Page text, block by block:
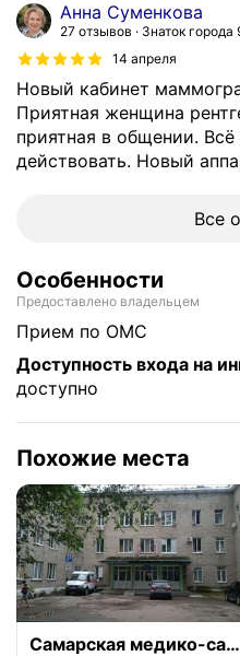
Анна Суменкова
27 отзывов
Знаток города
14 апреля
Новый кабинет
Приятная женщина
приятная в общении. Всё
действовать. Новый
Все
Особенности
Предоставлено владельцем
прием по ОМС
Доступность входа на
доступно
Похожие места
Самарская медико-санитарная часть № 2 Промышленного района